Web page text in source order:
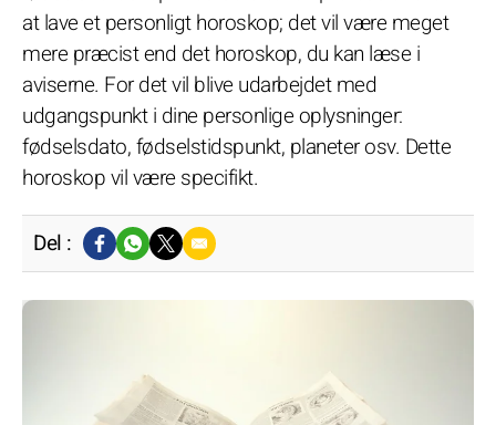
at lave et personligt horoskop; det vil være meget
mere præcist end det horoskop, du kan læse i
aviserne. For det vil blive udarbejdet med
udgangspunkt i dine personlige oplysninger:
fødselsdato, fødselstidspunkt, planeter osv. Dette
horoskop vil være specifikt.
Del :